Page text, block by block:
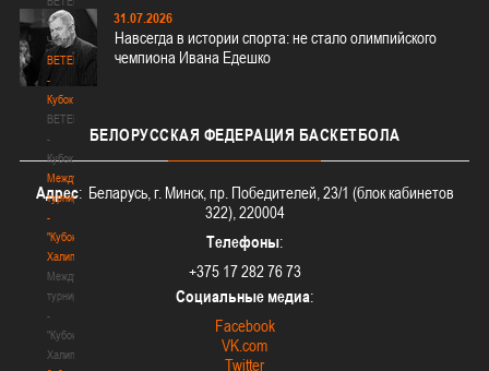
-
Чемпионат
BETERA
-
Кубок
BETERA
-
Кубок
Международный
турнир
-
"Кубок
Халипского"
Международный
турнир
-
"Кубок
Халипского"
31.07.2026
Навсегда в истории спорта: не стало олимпийского
чемпиона Ивана Едешко
БЕЛОРУССКАЯ ФЕДЕРАЦИЯ БАСКЕТБОЛА
Адрес: Беларусь, г. Минск, пр. Победителей, 23/1 (блок кабинетов
322), 220004
Телефоны:
+375 17 282 76 73
Социальные медиа:
Facebook
VK.com
Twitter